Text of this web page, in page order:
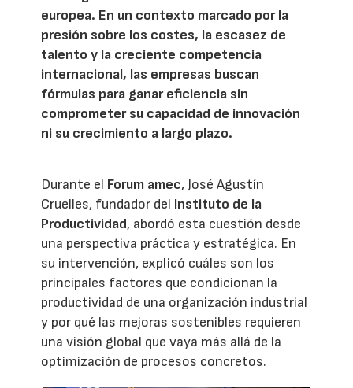
europea. En un contexto marcado por la
presión sobre los costes, la escasez de
talento y la creciente competencia
internacional, las empresas buscan
fórmulas para ganar eficiencia sin
comprometer su capacidad de innovación
ni su crecimiento a largo plazo.
Durante el Forum amec, José Agustín
Cruelles, fundador del Instituto de la
Productividad, abordó esta cuestión desde
una perspectiva práctica y estratégica. En
su intervención, explicó cuáles son los
principales factores que condicionan la
productividad de una organización industrial
y por qué las mejoras sostenibles requieren
una visión global que vaya más allá de la
optimización de procesos concretos.